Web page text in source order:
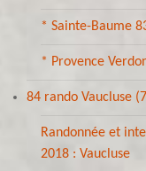
* Sainte-Baume
* Provence
84 rando Vaucluse
Randonnée et
2018 : Vaucluse